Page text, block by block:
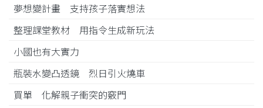
夢想變計畫 支持孩子落實想法
整理課堂教材 用指令生成新玩法
小國也有大實力
瓶裝水變凸透鏡 烈日引火燒車
買單 化解親子衝突的竅門